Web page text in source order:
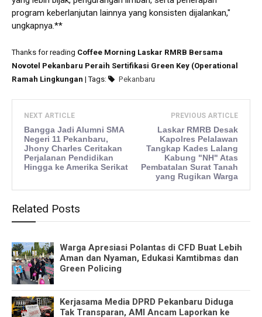
program keberlanjutan lainnya yang konsisten dijalankan,"
ungkapnya.**
Thanks for reading Coffee Morning Laskar RMRB Bersama
Novotel Pekanbaru Peraih Sertifikasi Green Key (Operational
Ramah Lingkungan | Tags: Pekanbaru
NEXT ARTICLE
Bangga Jadi Alumni SMA
Negeri 11 Pekanbaru,
Jhony Charles Ceritakan
Perjalanan Pendidikan
Hingga ke Amerika Serikat
PREVIOUS ARTICLE
Laskar RMRB Desak
Kapolres Pelalawan
Tangkap Kades Lalang
Kabung "NH" Atas
Pembatalan Surat Tanah
yang Rugikan Warga
Related Posts
Warga Apresiasi Polantas di CFD Buat Lebih
Aman dan Nyaman, Edukasi Kamtibmas dan
Green Policing
Kerjasama Media DPRD Pekanbaru Diduga
Tak Transparan, AMI Ancam Laporkan ke